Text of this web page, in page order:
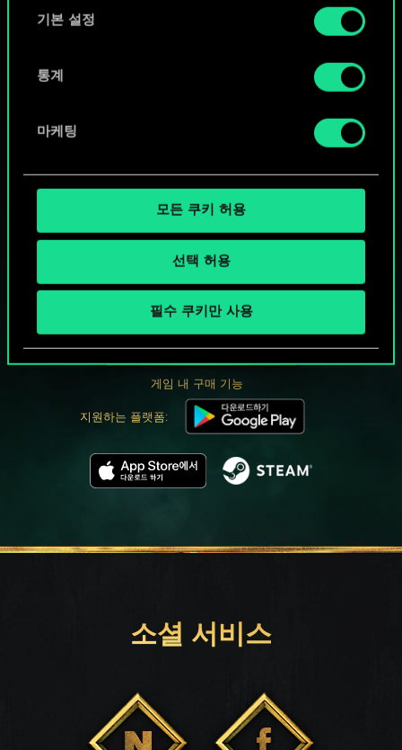
기본 설정
통계
마케팅
모든 쿠키 허용
선택 허용
필수 쿠키만 사용
궨트 한 판 어떠신가요?
PC에서 무료 플레이
게임 내 구매 기능
지원하는 플랫폼:
소셜 서비스